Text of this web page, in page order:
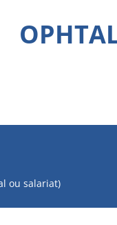
ou salariat)